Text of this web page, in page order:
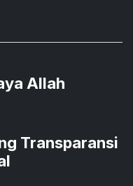
Allah
Transparansi